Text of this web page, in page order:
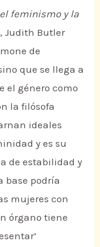
feminismo y la
Judith Butler
de
que se llega a
el género como
la filósofa
ideales
y es su
de estabilidad y
base podría
mujeres con
órgano tiene